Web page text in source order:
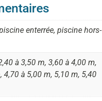
enterrée, piscine hors-
à 3,50 m, 3,60 à 4,00 m,
4,70 à 5,00 m, 5,10 m, 5,40